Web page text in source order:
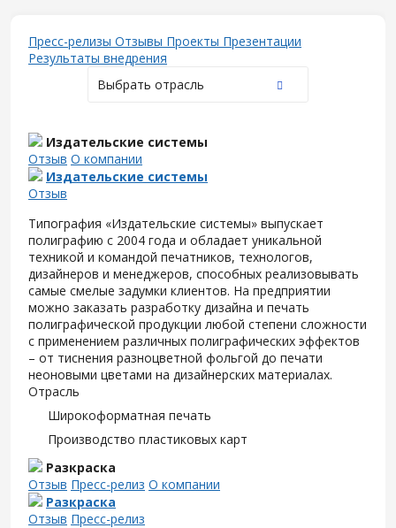
Пресс-релизы Отзывы Проекты Презентации
Результаты внедрения
Выбрать отрасль
Издательские системы
Отзыв О компании
Издательские системы
Отзыв
Типография «Издательские системы» выпускает
полиграфию с 2004 года и обладает уникальной
техникой и командой печатников, технологов,
дизайнеров и менеджеров, способных реализовывать
самые смелые задумки клиентов. На предприятии
можно заказать разработку дизайна и печать
полиграфической продукции любой степени сложности
с применением различных полиграфических эффектов
– от тиснения разноцветной фольгой до печати
неоновыми цветами на дизайнерских материалах.
Отрасль
Широкоформатная печать
Производство пластиковых карт
Разкраска
Отзыв Пресс-релиз О компании
Разкраска
Отзыв Пресс-релиз